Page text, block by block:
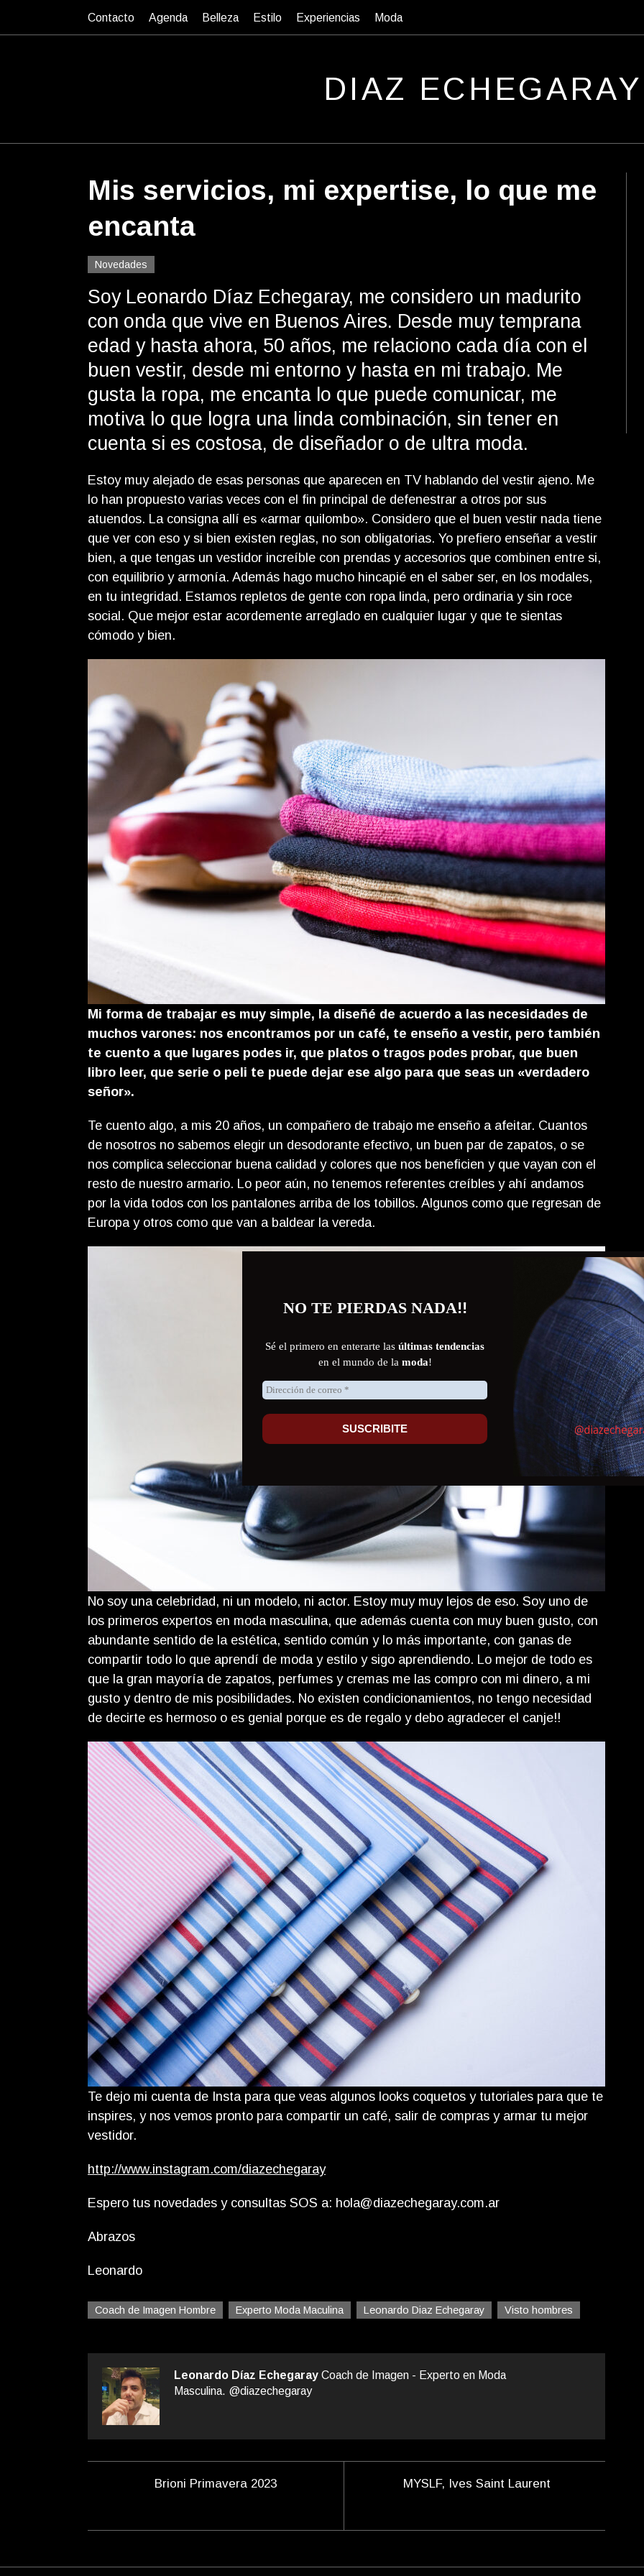
Contacto Agenda Belleza Estilo Experiencias Moda
D IAZ ECHEGARAY
Mis servicios, mi expertise, lo que me
encanta
Novedades
Soy Leonardo Díaz Echegaray, me considero un madurito
con onda que vive en Buenos Aires. Desde muy temprana
edad y hasta ahora, 50 años, me relaciono cada día con el
buen vestir, desde mi entorno y hasta en mi trabajo. Me
gusta la ropa, me encanta lo que puede comunicar, me
motiva lo que logra una linda combinación, sin tener en
cuenta si es costosa, de diseñador o de ultra moda.
Estoy muy alejado de esas personas que aparecen en TV hablando del vestir ajeno. Me
lo han propuesto varias veces con el fin principal de defenestrar a otros por sus
atuendos. La consigna allí es «armar quilombo». Considero que el buen vestir nada tiene
que ver con eso y si bien existen reglas, no son obligatorias. Yo prefiero enseñar a vestir
bien, a que tengas un vestidor increíble con prendas y accesorios que combinen entre si,
con equilibrio y armonía. Además hago mucho hincapié en el saber ser, en los modales,
en tu integridad. Estamos repletos de gente con ropa linda, pero ordinaria y sin roce
social. Que mejor estar acordemente arreglado en cualquier lugar y que te sientas
cómodo y bien.
Mi forma de trabajar es muy simple, la diseñé de acuerdo a las necesidades de
muchos varones: nos encontramos por un café, te enseño a vestir, pero también
te cuento a que lugares podes ir, que platos o tragos podes probar, que buen
libro leer, que serie o peli te puede dejar ese algo para que seas un «verdadero
señor».
Te cuento algo, a mis 20 años, un compañero de trabajo me enseño a afeitar. Cuantos
de nosotros no sabemos elegir un desodorante efectivo, un buen par de zapatos, o se
nos complica seleccionar buena calidad y colores que nos beneficien y que vayan con el
resto de nuestro armario. Lo peor aún, no tenemos referentes creíbles y ahí andamos
por la vida todos con los pantalones arriba de los tobillos. Algunos como que regresan de
Europa y otros como que van a baldear la vereda.
No soy una celebridad, ni un modelo, ni actor. Estoy muy muy lejos de eso. Soy uno de
los primeros expertos en moda masculina, que además cuenta con muy buen gusto, con
abundante sentido de la estética, sentido común y lo más importante, con ganas de
compartir todo lo que aprendí de moda y estilo y sigo aprendiendo. Lo mejor de todo es
que la gran mayoría de zapatos, perfumes y cremas me las compro con mi dinero, a mi
gusto y dentro de mis posibilidades. No existen condicionamientos, no tengo necesidad
de decirte es hermoso o es genial porque es de regalo y debo agradecer el canje!!
Te dejo mi cuenta de Insta para que veas algunos looks coquetos y tutoriales para que te
inspires, y nos vemos pronto para compartir un café, salir de compras y armar tu mejor
vestidor.
http://www.instagram.com/diazechegaray
Espero tus novedades y consultas SOS a: hola@diazechegaray.com.ar
Abrazos
Leonardo
Coach de Imagen Hombre Experto Moda Maculina Leonardo Diaz Echegaray Visto hombres
Leonardo Díaz Echegaray Coach de Imagen - Experto en Moda
Masculina. @diazechegaray
Brioni Primavera 2023 MYSLF, Ives Saint Laurent